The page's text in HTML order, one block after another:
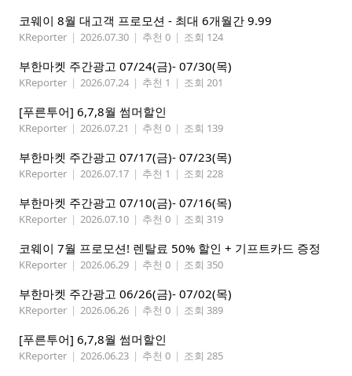
코웨이 8월 대고객 프로모션 - 최대 6개월간 9.99
KReporter | 2026.07.30 | 추천 0 | 조회 124
부한마켓 주간광고 07/24(금)- 07/30(목)
KReporter | 2026.07.24 | 추천 1 | 조회 201
[푸른투어] 6,7,8월 썸머할인
KReporter | 2026.07.21 | 추천 0 | 조회 139
부한마켓 주간광고 07/17(금)- 07/23(목)
KReporter | 2026.07.17 | 추천 1 | 조회 228
부한마켓 주간광고 07/10(금)- 07/16(목)
KReporter | 2026.07.10 | 추천 0 | 조회 319
코웨이 7월 프로모션! 렌탈료 50% 할인 + 기프트카드 증정
KReporter | 2026.06.29 | 추천 0 | 조회 350
부한마켓 주간광고 06/26(금)- 07/02(목)
KReporter | 2026.06.26 | 추천 0 | 조회 389
[푸른투어] 6,7,8월 썸머할인
KReporter | 2026.06.23 | 추천 0 | 조회 285